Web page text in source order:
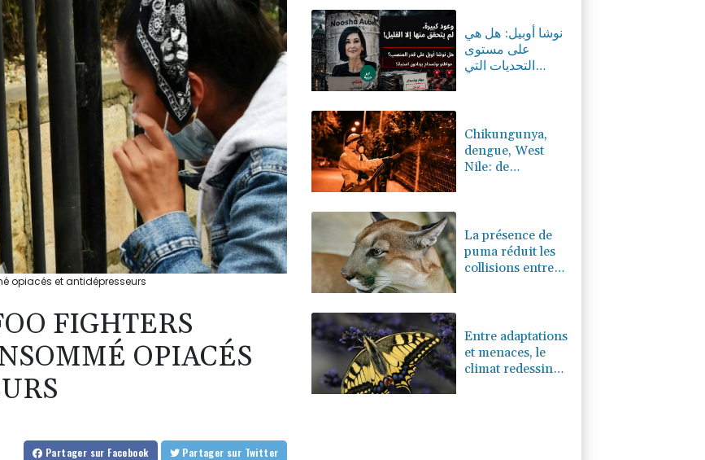
opiacés et antidépresseurs
FIGHTERS
OPIACÉS
Partager sur Facebook Partager sur Twitter
نوشا أوبيل: هل هي
على مستوى
التحديات التي
Chikungunya,
dengue, West
Nile: de
sud de
l'Hexagone
La présence de
puma réduit les
collisions entre
Entre adaptations
et menaces, le
climat redessine